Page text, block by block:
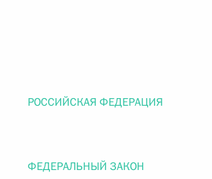
РОССИЙСКАЯ ФЕДЕРАЦИЯ
ФЕДЕРАЛЬНЫЙ ЗАКОН